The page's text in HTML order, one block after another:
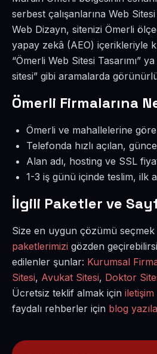
serbest çalışanlarına Web
Web Dizayn, sitenizi Ömerli
yapay zekâ (AEO) içerikleriyle
“Ömerli Web Sitesi Tasarımı”
sitesi” gibi aramalarda
Ömerli Firmalarına
Ömerli ve mahallelerine
Telefonda hızlı açılan,
Alan adı, hosting ve SSL
1-3 iş günü içinde teslim, ilk
İlgili Paketler ve
Size en uygun çözümü seçmek
paketlerimizi gözden
edilenler şunlar: Kurumsal
Sitesi, Avukat Sitesi, Doktor
Ücretsiz teklif almak için iletişim
faydalı rehberler için blog